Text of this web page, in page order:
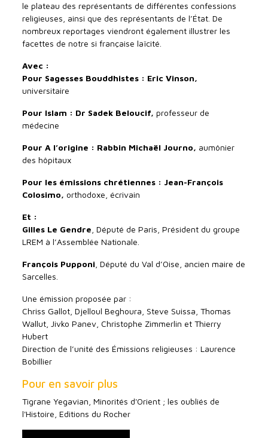
le plateau des représentants de différentes confessions
religieuses, ainsi que des représentants de l’État. De
nombreux reportages viendront également illustrer les
facettes de notre si française laïcité.
Avec :
Pour Sagesses Bouddhistes : Eric Vinson,
universitaire
Pour Islam : Dr Sadek Beloucif, professeur de
médecine
Pour A l’origine : Rabbin Michaël Journo, aumônier
des hôpitaux
Pour les émissions chrétiennes : Jean-François
Colosimo, orthodoxe, écrivain
Et :
Gilles Le Gendre , Député de Paris, Président du groupe
LREM à l’Assemblée Nationale.
François Pupponi , Député du Val d’Oise, ancien maire de
Sarcelles.
Une émission proposée par :
Chriss Gallot, Djelloul Beghoura, Steve Suissa, Thomas
Wallut, Jivko Panev, Christophe Zimmerlin et Thierry
Hubert
Direction de l’unité des Émissions religieuses : Laurence
Bobillier
Pour en savoir plus
Tigrane Yegavian, Minorités d'Orient ; les oubliés de
l'Histoire, Editions du Rocher